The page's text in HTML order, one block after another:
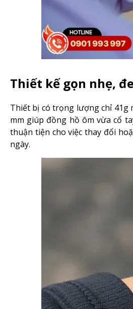
Thiết kế gọn nhẹ,
Thiết bị có trọng lượng chỉ 41g
mm giúp đồng hồ ôm vừa cổ
thuận tiện cho việc thay đổi
ngày.